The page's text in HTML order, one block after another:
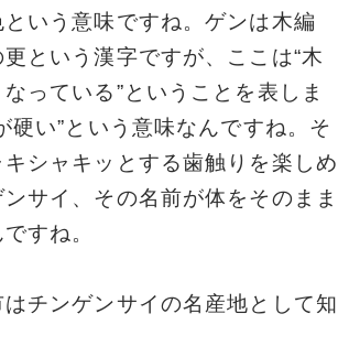
いう意味ですね。ゲンは木編
という漢字ですが、ここは“木
っている”ということを表しま
硬い”という意味なんですね。そ
シャキッとする歯触りを楽しめ
サイ、その名前が体をそのまま
すね。
チンゲンサイの名産地として知